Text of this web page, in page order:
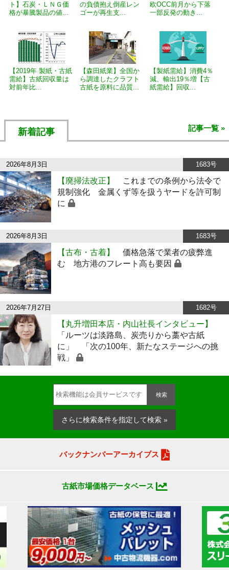
ト】石炭・ＬＮＧ価
格が暴騰製品の値...
の負債抱え倒産レン
ゴーが再生支...
欧OCC前月から下落
一部反発の動き...
【2019年 製紙・古紙
需給】古紙回収量は
対前年比...
【森田紙業】全国か
ら調達したクラフト
古紙を原料に品質...
【製紙需給】消費4％
減、輸出19％増【古
紙需給】回収...
新着記事 記事一覧 »
2026年8月3日 1683号
【廃掃法改正】
これまでの条例から法令で
規制強化 金属くず等を扱うヤードを許可制
に
2026年8月3日 1683号
【古布・古着】
価格急落で業者の疲弊進
む 地方港のフレート高も要因
2026年7月27日 1682号
【丸升増田本店・内山社長インタビュー】
「ルーツは淡路島、炭売りから藁や古紙
に」 「次の100年、新たなステージへの挑
戦」
検索
さらに検索条件を指定して検索 »
バックナンバーアーカイブス
古紙市場価格データベース